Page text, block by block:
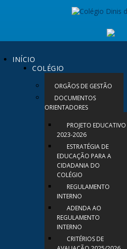
INÍCIO
COLÉGIO
ORGÃOS DE GESTÃO
DOCUMENTOS
ORIENTADORES
PROJETO EDUCATIVO
2023-2026
ESTRATÉGIA DE
EDUCAÇÃO PARA A
CIDADANIA DO
COLÉGIO
REGULAMENTO
INTERNO
ADENDA AO
REGULAMENTO
INTERNO
CRITÉRIOS DE